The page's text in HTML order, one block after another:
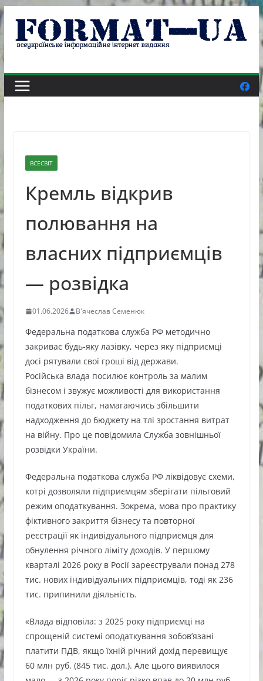
Skip
content
ВСЕСВІТ
Кремль відкрив
полювання на
власних підприємців
— розвідка
01.06.2026 В'ячеслав Семенюк
Федеральна податкова служба РФ методично
закриває будь-яку лазівку, через яку підприємці
досі рятували свої гроші від держави.
Російська влада посилює контроль за малим
бізнесом і звужує можливості для використання
податкових пільг, намагаючись збільшити
надходження до бюджету на тлі зростання витрат
на війну. Про це повідомила Служба зовнішньої
розвідки України.
Федеральна податкова служба РФ ліквідовує схеми,
котрі дозволяли підприємцям зберігати пільговий
режим оподаткування. Зокрема, мова про практику
фіктивного закриття бізнесу та повторної
реєстрації як індивідуального підприємця для
обнулення річного ліміту доходів. У першому
кварталі 2026 року в Росії зареєстрували понад 278
тис. нових індивідуальних підприємців, тоді як 236
тис. припинили діяльність.
«Влада відповіла: з 2025 року підприємці на
спрощеній системі оподаткування зобов’язані
платити ПДВ, якщо їхній річний дохід перевищує
60 млн руб. (845 тис. дол.). Але цього виявилося